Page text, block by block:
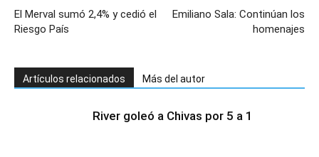
El Merval sumó 2,4% y cedió el
Riesgo País
Emiliano Sala: Continúan los
homenajes
Artículos relacionados Más del autor
River goleó a Chivas por 5 a 1